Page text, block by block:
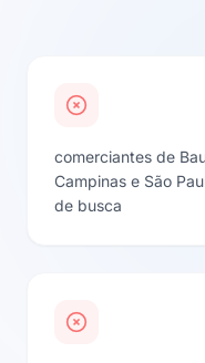
comerciantes de
Campinas e São
de busca